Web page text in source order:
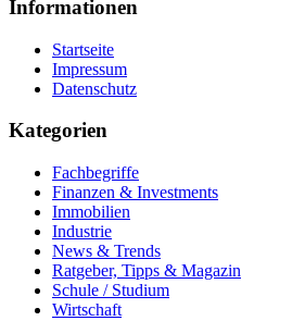
Informationen
Startseite
Impressum
Datenschutz
Kategorien
Fachbegriffe
Finanzen & Investments
Immobilien
Industrie
News & Trends
Ratgeber, Tipps & Magazin
Schule / Studium
Wirtschaft